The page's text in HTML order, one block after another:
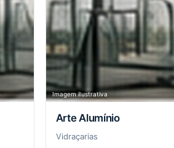
Imagem ilustrativa
Arte Alumínio
Vidraçarias